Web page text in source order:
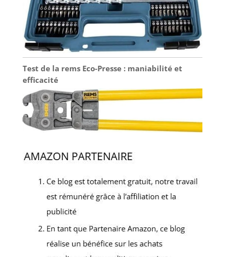
Test de la rems Eco-Presse : maniabilité et
efficacité